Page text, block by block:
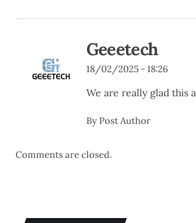
Geeetech
18/02/2025 - 18:26
We are really glad this
By Post Author
Comments are closed.